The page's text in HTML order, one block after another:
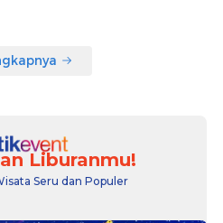
Liburanmu!
Seru dan Populer